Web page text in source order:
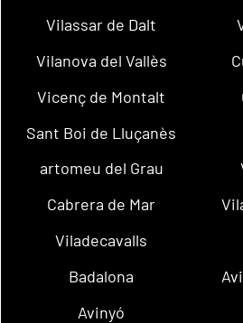
Vilassar de Dalt
Vilanova del Vallès
Vicenç de Montalt
Sant Boi de Lluçanès
artomeu del Grau
Cabrera de Mar
Viladecavalls
Badalona
Avinyó